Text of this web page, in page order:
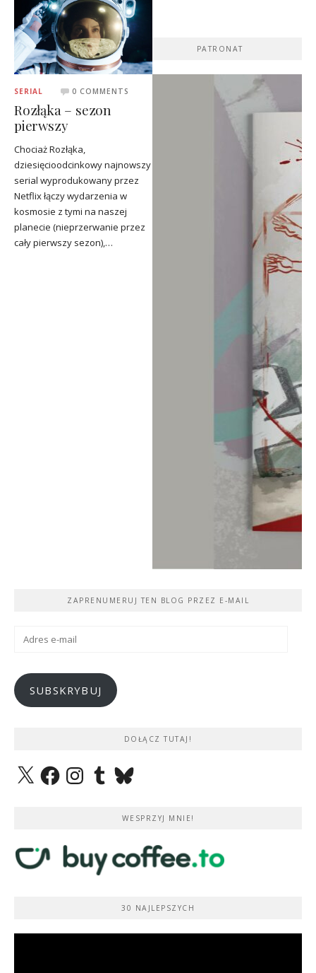
SERIAL 0 COMMENTS
Rozłąka – sezon
pierwszy
Chociaż Rozłąka,
dziesięcioodcinkowy najnowszy
serial wyprodukowany przez
Netflix łączy wydarzenia w
kosmosie z tymi na naszej
planecie (nieprzerwanie przez
cały pierwszy sezon),…
PATRONAT
ZAPRENUMERUJ TEN BLOG PRZEZ E-MAIL
Adres
SUBSKRYBUJ
DOŁĄCZ TUTAJ!
X FacebookInstagramTumblrBluesky
WESPRZYJ MNIE!
30 NAJLEPSZYCH